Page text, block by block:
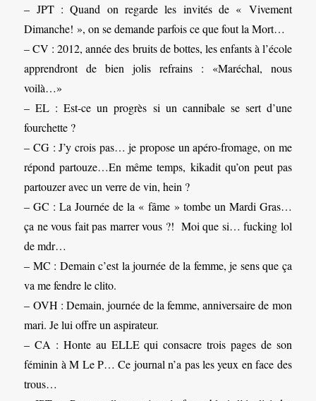
– JPT : Quand on regarde les invités de « Vivement
Dimanche! », on se demande parfois ce que fout la Mort…
– CV : 2012, année des bruits de bottes, les enfants à l’école
apprendront de bien jolis refrains : «Maréchal, nous
voilà…»
– EL : Est-ce un progrès si un cannibale se sert d’une
fourchette ?
– CG : J’y crois pas… je propose un apéro-fromage, on me
répond partouze…En même temps, kikadit qu’on peut pas
partouzer avec un verre de vin, hein ?
– GC : La Journée de la « fâme » tombe un Mardi Gras…
ça ne vous fait pas marrer vous ?! Moi que si… fucking lol
de mdr…
– MC : Demain c’est la journée de la femme, je sens que ça
va me fendre le clito.
– OVH : Demain, journée de la femme, anniversaire de mon
mari. Je lui offre un aspirateur.
– CA : Honte au ELLE qui consacre trois pages de son
féminin à M Le P… Ce journal n’a pas les yeux en face des
trous…